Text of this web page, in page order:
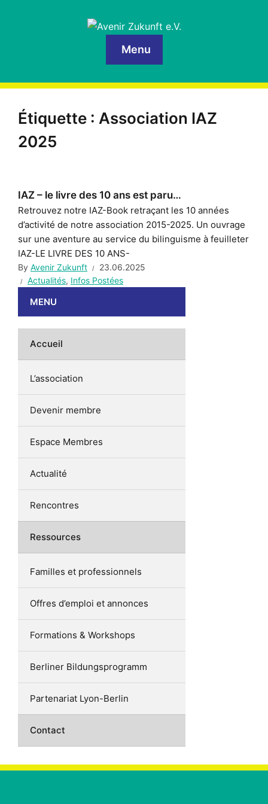
Menu
Étiquette : Association IAZ
2025
IAZ – le livre des 10 ans est paru…
Retrouvez notre IAZ-Book retraçant les 10 années
d’activité de notre association 2015-2025. Un ouvrage
sur une aventure au service du bilinguisme à feuilleter
IAZ-LE LIVRE DES 10 ANS-
By Avenir Zukunft
23.06.2025
Actualités, Infos Postées
MENU
Accueil
L’association
Devenir membre
Espace Membres
Actualité
Rencontres
Ressources
Familles et professionnels
Offres d’emploi et annonces
Formations & Workshops
Berliner Bildungsprogramm
Partenariat Lyon-Berlin
Contact